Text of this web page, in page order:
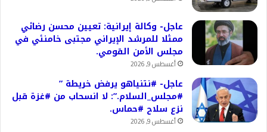
عاجل- وكالة إيرانية: تعيين محسن رضائي
ممثلا للمرشد الإيراني مجتبى خامنئي في
مجلس الأمن القومي.
أغسطس 9, 2026
عاجل- #نتنياهو يرفض خريطة ”
#مجلس_السلام.”: لا انسحاب من #غزة قبل
نزع سلاح #حماس.
أغسطس 9, 2026